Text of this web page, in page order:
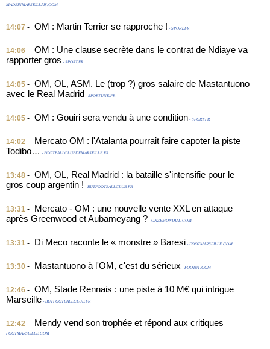
MADEINMARSEILLAIS.COM
14:07 - OM : Martin Terrier se rapproche ! - SPORT.FR
14:06 - OM : Une clause secrète dans le contrat de Ndiaye va
rapporter gros - SPORT.FR
14:05 - OM, OL, ASM. Le (trop ?) gros salaire de Mastantuono
avec le Real Madrid - SPORTUNE.FR
14:05 - OM : Gouiri sera vendu à une condition - SPORT.FR
14:02 -
Mercato OM : l'Atalanta pourrait faire capoter la piste
Todibo… - FOOTBALLCLUBDEMARSEILLE.FR
13:48 - OM, OL, Real Madrid : la bataille s'intensifie pour le
gros coup argentin ! - BUTFOOTBALLCLUB.FR
13:31 -
Mercato - OM : une nouvelle vente XXL en attaque
après Greenwood et Aubameyang ? - ONZEMONDIAL.COM
13:31 - Di Meco raconte le « monstre » Baresi - FOOTMARSEILLE.COM
13:30 - Mastantuono à l'OM, c'est du sérieux - FOOT01.COM
12:46 - OM, Stade Rennais : une piste à 10 M€ qui intrigue
Marseille - BUTFOOTBALLCLUB.FR
12:42 - Mendy vend son trophée et répond aux critiques -
FOOTMARSEILLE.COM